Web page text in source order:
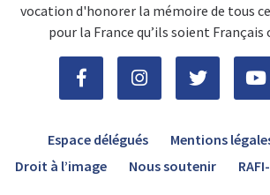
vocation d'honorer la mémoire de tous
pour la France qu’ils soient Français
Espace délégués Mentions
Droit à l’image
Nous soutenir